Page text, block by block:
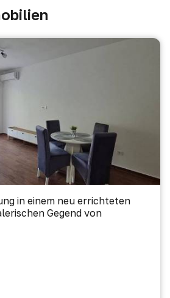
in einem neu errichteten
Gegend von